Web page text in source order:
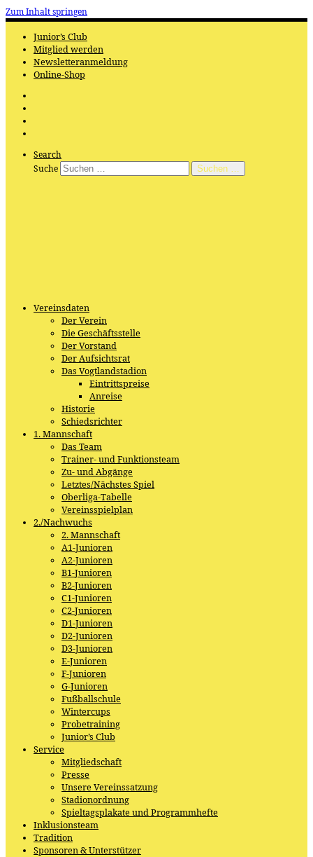
Zum Inhalt springen
Junior’s Club
Mitglied werden
Newsletteranmeldung
Online-Shop
Search
Suche
Suchen …
Vereinsdaten
Der Verein
Die Geschäftsstelle
Der Vorstand
Der Aufsichtsrat
Das Vogtlandstadion
Eintrittspreise
Anreise
Historie
Schiedsrichter
1. Mannschaft
Das Team
Trainer- und Funktionsteam
Zu- und Abgänge
Letztes/Nächstes Spiel
Oberliga-Tabelle
Vereinsspielplan
2./Nachwuchs
2. Mannschaft
A1-Junioren
A2-Junioren
B1-Junioren
B2-Junioren
C1-Junioren
C2-Junioren
D1-Junioren
D2-Junioren
D3-Junioren
E-Junioren
F-Junioren
G-Junioren
Fußballschule
Wintercups
Probetraining
Junior’s Club
Service
Mitgliedschaft
Presse
Unsere Vereinssatzung
Stadionordnung
Spieltagsplakate und Programmhefte
Inklusionsteam
Tradition
Sponsoren & Unterstützer